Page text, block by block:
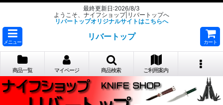
最終更新日:2026/8/3
ようこそ、ナイフショップ|リバートップへ
リバートップオリジナルサイトはこちらへ
メニュー
リバートップ
カート
商品一覧 マイページ 商品検索 ご利用案内